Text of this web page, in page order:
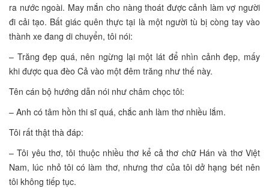
ra nước ngoài. May mắn cho nàng thoát được cảnh làm vợ người
đi cải tạo. Bất giác quên thực tại là một người tù bị còng tay vào
thành xe đang di chuyển, tôi nói:
– Trăng đẹp quá, nên ngừng lại một lát để nhìn cảnh đẹp, mấy
khi được qua đèo Cả vào một đêm trăng như thế này.
Tên cán bộ hướng dẫn nói như châm chọc tôi:
– Anh có tâm hồn thi sĩ quá, chắc anh làm thơ nhiều lắm.
Tôi rất thật thà đáp:
– Tôi yêu thơ, tôi thuộc nhiều thơ kể cả thơ chữ Hán và thơ Việt
Nam, lúc nhỏ tôi có làm thơ, nhưng thơ của tôi dở hạng bét nên
tôi không tiếp tục.